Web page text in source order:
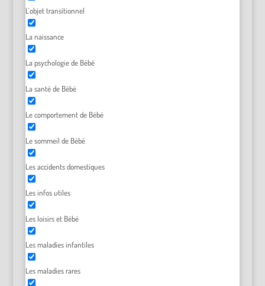
L'objet transitionnel
La naissance
La psychologie de Bébé
La santé de Bébé
Le comportement de Bébé
Le sommeil de Bébé
Les accidents domestiques
Les infos utiles
Les loisirs et Bébé
Les maladies infantiles
Les maladies rares